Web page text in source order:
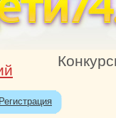
Регистрация